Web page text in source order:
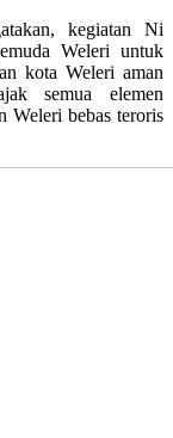
kegiatan Ni
Weleri untuk
kota Weleri aman
semua elemen
Weleri bebas teroris